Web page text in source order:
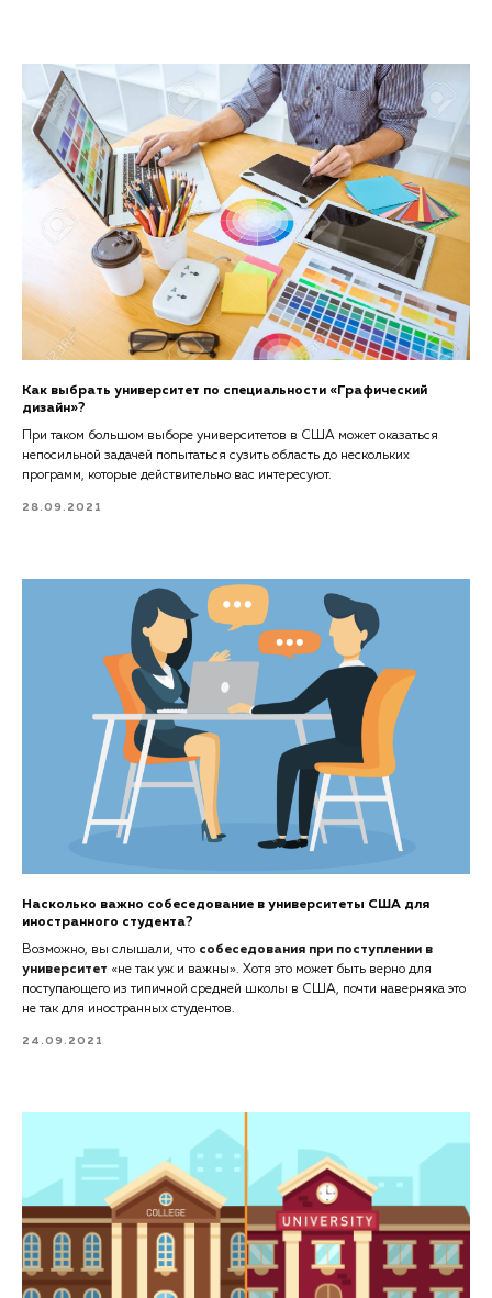
Как выбрать университет по специальности «Графический
дизайн»?
При таком большом выборе университетов в США может оказаться
непосильной задачей попытаться сузить область до нескольких
программ, которые действительно вас интересуют.
28.09.2021
Насколько важно собеседование в университеты США для
иностранного студента?
Возможно, вы слышали, что собеседования при поступлении в
университет «не так уж и важны». Хотя это может быть верно для
поступающего из типичной средней школы в США, почти наверняка это
не так для иностранных студентов.
24.09.2021